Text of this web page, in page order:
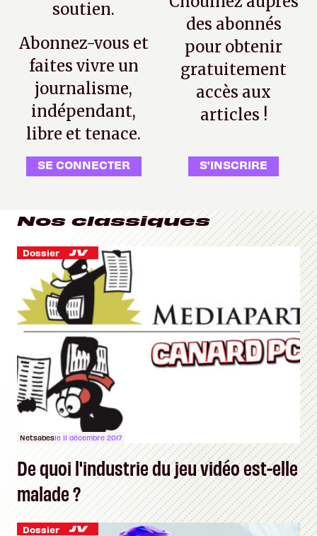
soutien.
Abonnez-vous et
faites vivre un
journalisme,
indépendant,
libre et tenace.
SE CONNECTER
des abonnés
pour obtenir
gratuitement
accès aux
articles !
S'INSCRIRE
Nos classiques
Dossier
Netsabesle 11 décembre 2017
De quoi l'industrie du jeu vidéo est-elle
malade ?
Dossier